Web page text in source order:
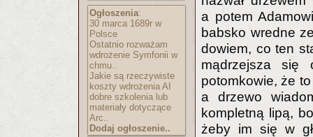
Ogłoszenia:
30 marca 1689r w
Polsce
Ostatnio rozważam
wdrożenie Symfonii w
chmu..
Jakie są rzeczywiste
koszty wdrożenia AI
dobre szkolenia lub
materiały dotyczące
Arc..
Dodaj ogłoszenie..
a potem
babsko wredne
dowiem, co ten
mądrzejsza się
potomkowie, że
a drzewo
kompletną lipą,
żeby im się w